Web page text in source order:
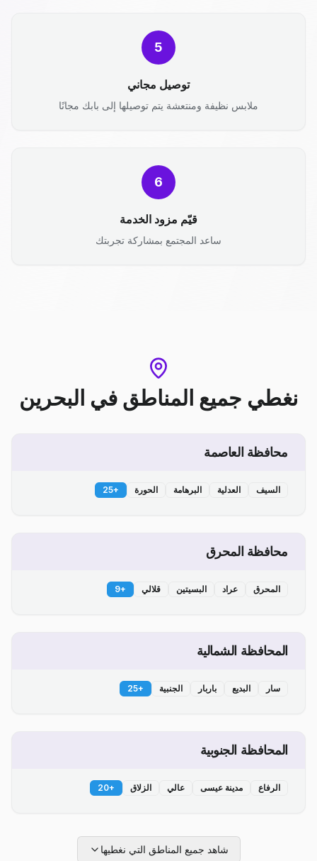
5
توصيل مجاني
ملابس نظيفة ومنتعشة يتم توصيلها إلى بابك مجانًا
6
قيّم مزود الخدمة
ساعد المجتمع بمشاركة تجربتك
نغطي جميع المناطق في البحرين
محافظة العاصمة
السيف العدلية البرهامة الحورة +
25
محافظة المحرق
المحرق عراد البسيتين قلالي +
9
المحافظة الشمالية
سار البديع باربار الجنبية +
25
المحافظة الجنوبية
الرفاع مدينة عيسى عالي الزلاق +
20
شاهد جميع المناطق التي نغطيها